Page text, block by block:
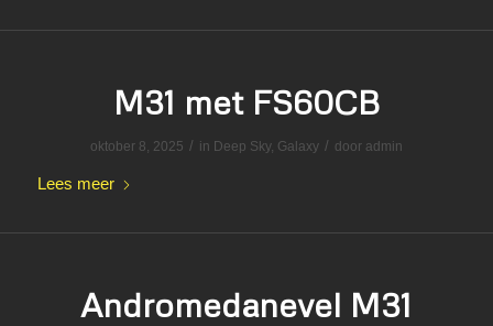
M31 met FS60CB
oktober 8, 2025 / in Deep Sky, Galaxy / door admin
Lees meer
Andromedanevel M31